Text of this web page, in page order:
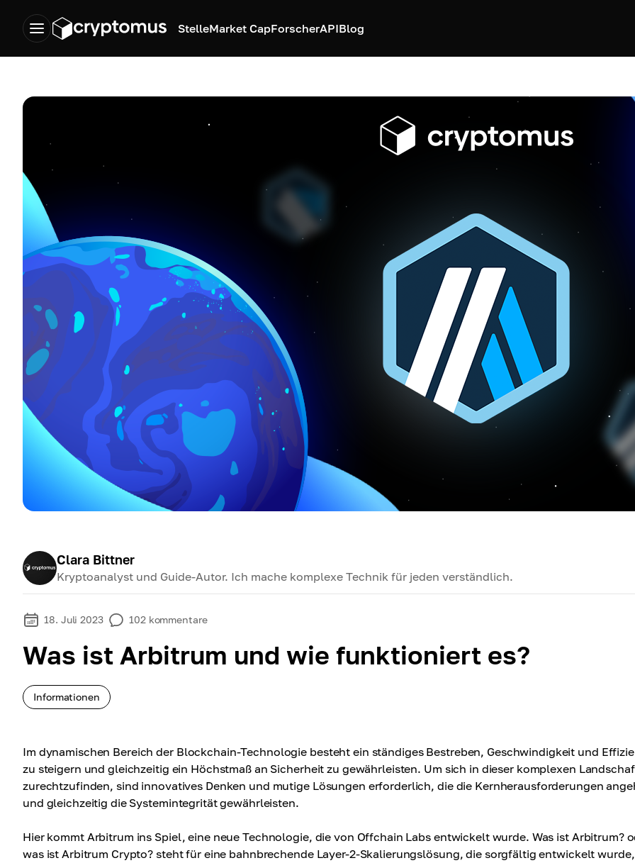
StelleMarket CapForscherAPIBlog
Clara Bittner
Kryptoanalyst und Guide-Autor. Ich mache komplexe Technik für jeden verständlich.
18. Juli 2023 102 kommentare
Was ist Arbitrum und wie funktioniert es?
Informationen
Im dynamischen Bereich der Blockchain-Technologie besteht ein ständiges Bestreben, Geschwindigkeit und
zu steigern und gleichzeitig ein Höchstmaß an Sicherheit zu gewährleisten. Um sich in dieser komplexen
zurechtzufinden, sind innovatives Denken und mutige Lösungen erforderlich, die die Kernherausforderungen
und gleichzeitig die Systemintegrität gewährleisten.
Hier kommt Arbitrum ins Spiel, eine neue Technologie, die von Offchain Labs entwickelt wurde. Was ist Arbitrum?
was ist Arbitrum Crypto? steht für eine bahnbrechende Layer-2-Skalierungslösung, die sorgfältig entwickelt